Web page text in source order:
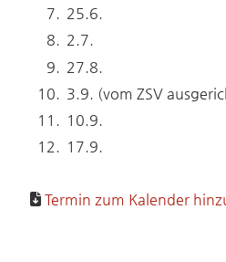
25.6.
2.7.
27.8.
3.9. (vom ZSV
10.9.
17.9.
Termin zum Kalender